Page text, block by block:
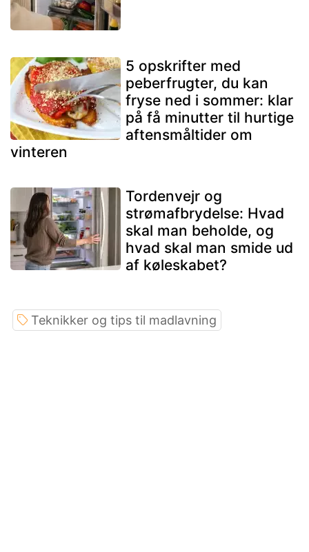
5 opskrifter med
peberfrugter, du kan
fryse ned i sommer: klar
på få minutter til hurtige
aftensmåltider om
vinteren
Tordenvejr og
strømafbrydelse: Hvad
skal man beholde, og
hvad skal man smide ud
af køleskabet?
Teknikker og tips til madlavning